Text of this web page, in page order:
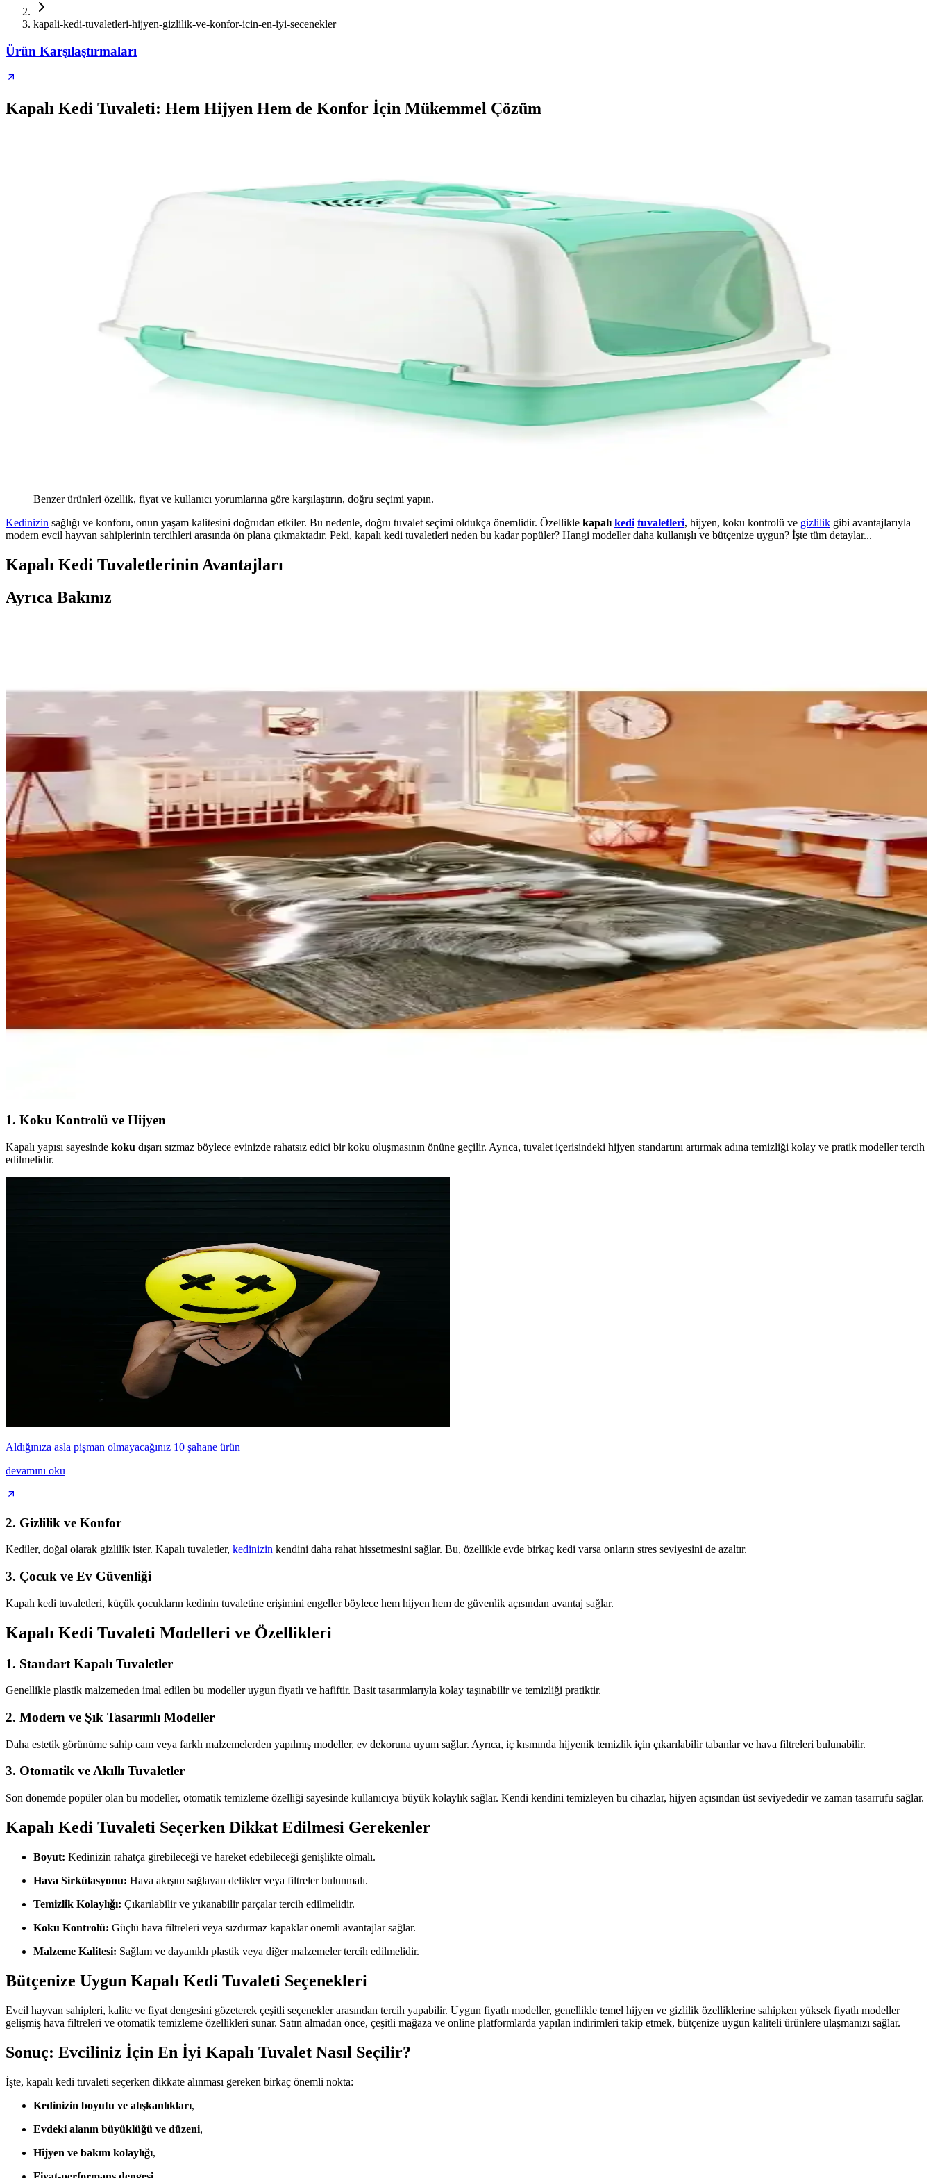
kapali-kedi-tuvaletleri-hijyen-gizlilik-ve-konfor-icin-en-iyi-secenekler
Ürün Karşılaştırmaları
Kapalı Kedi Tuvaleti: Hem Hijyen Hem de Konfor İçin Mükemmel Çözüm
Benzer ürünleri özellik, fiyat ve kullanıcı yorumlarına göre karşılaştırın, doğru seçimi yapın.
Kedinizin sağlığı ve konforu, onun yaşam kalitesini doğrudan etkiler. Bu nedenle, doğru tuvalet seçimi oldukça önemlidir. Özellikle kapalı kedi tuvaletleri, hijyen, koku kontrolü ve gizlilik gibi avantajlarıyla
modern evcil hayvan sahiplerinin tercihleri arasında ön plana çıkmaktadır. Peki, kapalı kedi tuvaletleri neden bu kadar popüler? Hangi modeller daha kullanışlı ve bütçenize uygun? İşte tüm detaylar...
Kapalı Kedi Tuvaletlerinin Avantajları
Ayrıca Bakınız
Kedili Kupalar ile Dekorasyonda Zarafet ve İşlevselliğin Buluşması
Kedili kupalar, dekorasyona sevimlilik ve işlevsellik katarak yaşam alanlarınıza sıcaklık ve kişisel dokunuşlar sağlar. Hem estetik hem de kullanışlı olan bu ürünler, farklı alanlarda dekoratif ve fonksiyonel
kullanım imkanı sunar.
Ev Dekorasyonunda Renk Seçimi ve Kedi Dostu Alanların Düzenlenmesi Yaklaşımları
Ev dekorasyonunda mavi tonlar mekanlara derinlik katarken, kedi dostu alanların düzenlenmesi yaşam alanını ferah ve fonksiyonel kılar. Mobilya yerleşimi ve evcil hayvan entegrasyonu estetikle konforu
dengeliyor.
Gıpta Blue Me Tritan 500 Ml Pipetli Kedi Desenli Matara İncelemesi ve Kullanım Özellikleri
Gıpta Blue Me Tritan 500 ml pipetli kedi desenli matara, dayanıklı malzemesi ve şık tasarımıyla günlük kullanımda tercih ediliyor. Hafif ve hijyenik yapısıyla hareket halinde kullanıma uygun, çocuklar ve hayvan
Eylül Design Kedili Ep Isterim Büle Yatayım Yazılı Özel Tasarım Porselen Kupa Bardak
Eylül Design'in özel tasarım kedili kupa, yüksek kaliteli porselen malzemesi ve canlı baskısıyla uzun ömürlü kullanım sağlar. Hediye ve kişisel kullanım için ideal, 325 ml hacmiyle sıcak içeceklerde şıklık sunar.
Vagonik Water Food Dijital Baskılı Kedi ve Köpek Paspasları Ev ve Dış Mekan Kullanımı İçin
Vagonik Water Food paspaslar, canlı desenleri ve dayanıklı malzemeleriyle iç ve dış mekanlarda kullanıma uygun, hijyenik ve şık çözümler sunar.
Kedi Tuvalet Kutusunu Estetik ve Fonksiyonel Hale Getirme Yöntemleri
Kedi tuvalet kutusunu estetik hale getirirken kedinin konforu ve sağlığı ön planda tutulmalıdır. Mobilya kılıfları, paravanlar ve uygun yer seçimi gibi yöntemlerle kutu ev dekorasyonuna uyum sağlar.
1. Koku Kontrolü ve Hijyen
Kapalı yapısı sayesinde koku dışarı sızmaz böylece evinizde rahatsız edici bir koku oluşmasının önüne geçilir. Ayrıca, tuvalet içerisindeki hijyen standartını artırmak adına temizliği kolay ve pratik modeller tercih
edilmelidir.
Aldığınıza asla pişman olmayacağınız 10 şahane ürün
devamını oku
2. Gizlilik ve Konfor
Kediler, doğal olarak gizlilik ister. Kapalı tuvaletler, kedinizin kendini daha rahat hissetmesini sağlar. Bu, özellikle evde birkaç kedi varsa onların stres seviyesini de azaltır.
3. Çocuk ve Ev Güvenliği
Kapalı kedi tuvaletleri, küçük çocukların kedinin tuvaletine erişimini engeller böylece hem hijyen hem de güvenlik açısından avantaj sağlar.
Kapalı Kedi Tuvaleti Modelleri ve Özellikleri
1. Standart Kapalı Tuvaletler
Genellikle plastik malzemeden imal edilen bu modeller uygun fiyatlı ve hafiftir. Basit tasarımlarıyla kolay taşınabilir ve temizliği pratiktir.
2. Modern ve Şık Tasarımlı Modeller
Daha estetik görünüme sahip cam veya farklı malzemelerden yapılmış modeller, ev dekoruna uyum sağlar. Ayrıca, iç kısmında hijyenik temizlik için çıkarılabilir tabanlar ve hava filtreleri bulunabilir.
3. Otomatik ve Akıllı Tuvaletler
Son dönemde popüler olan bu modeller, otomatik temizleme özelliği sayesinde kullanıcıya büyük kolaylık sağlar. Kendi kendini temizleyen bu cihazlar, hijyen açısından üst seviyededir ve zaman tasarrufu sağlar.
Kapalı Kedi Tuvaleti Seçerken Dikkat Edilmesi Gerekenler
Boyut: Kedinizin rahatça girebileceği ve hareket edebileceği genişlikte olmalı.
Hava Sirkülasyonu: Hava akışını sağlayan delikler veya filtreler bulunmalı.
Temizlik Kolaylığı: Çıkarılabilir ve yıkanabilir parçalar tercih edilmelidir.
Koku Kontrolü: Güçlü hava filtreleri veya sızdırmaz kapaklar önemli avantajlar sağlar.
Malzeme Kalitesi: Sağlam ve dayanıklı plastik veya diğer malzemeler tercih edilmelidir.
Bütçenize Uygun Kapalı Kedi Tuvaleti Seçenekleri
Evcil hayvan sahipleri, kalite ve fiyat dengesini gözeterek çeşitli seçenekler arasından tercih yapabilir. Uygun fiyatlı modeller, genellikle temel hijyen ve gizlilik özelliklerine sahipken yüksek fiyatlı modeller
gelişmiş hava filtreleri ve otomatik temizleme özellikleri sunar. Satın almadan önce, çeşitli mağaza ve online platformlarda yapılan indirimleri takip etmek, bütçenize uygun kaliteli ürünlere ulaşmanızı sağlar.
Sonuç: Evciliniz İçin En İyi Kapalı Tuvalet Nasıl Seçilir?
İşte, kapalı kedi tuvaleti seçerken dikkate alınması gereken birkaç önemli nokta:
Kedinizin boyutu ve alışkanlıkları,
Evdeki alanın büyüklüğü ve düzeni,
Hijyen ve bakım kolaylığı,